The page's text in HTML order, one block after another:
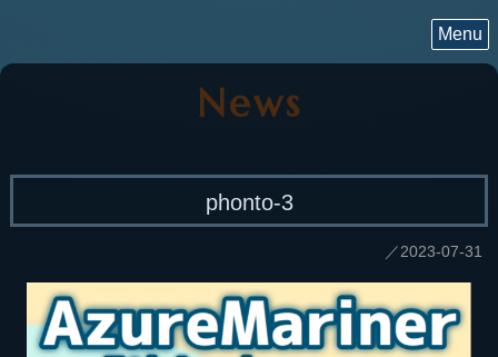
Menu
News
phonto-3
／2023-07-31